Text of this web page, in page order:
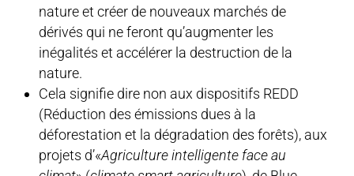
nature et créer de nouveaux marchés de
dérivés qui ne feront qu’augmenter les
inégalités et accélérer la destruction de la
nature.
Cela signifie dire non aux dispositifs REDD
(Réduction des émissions dues à la
déforestation et la dégradation des forêts), aux
projets d’«Agriculture intelligente face au